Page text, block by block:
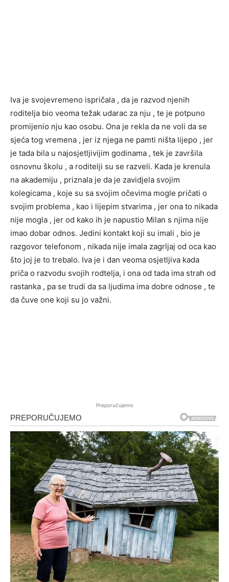
Iva je svojevremeno ispričala , da je razvod njenih
roditelja bio veoma težak udarac za nju , te je potpuno
promijenio nju kao osobu. Ona je rekla da ne voli da se
sjeća tog vremena , jer iz njega ne pamti ništa lijepo , jer
je tada bila u najosjetljivijim godinama , tek je završila
osnovnu školu , a roditelji su se razveli. Kada je krenula
na akademiju , priznala je da je zavidjela svojim
kolegicama , koje su sa svojim očevima mogle pričati o
svojim problema , kao i lijepim stvarima , jer ona to nikada
nije mogla , jer od kako ih je napustio Milan s njima nije
imao dobar odnos. Jedini kontakt koji su imali , bio je
razgovor telefonom , nikada nije imala zagrljaj od oca kao
što joj je to trebalo. Iva je i dan veoma osjetljiva kada
priča o razvodu svojih rodtelja, i ona od tada ima strah od
rastanka , pa se trudi da sa ljudima ima dobre odnose , te
da čuve one koji su jo važni.
Preporučujemo